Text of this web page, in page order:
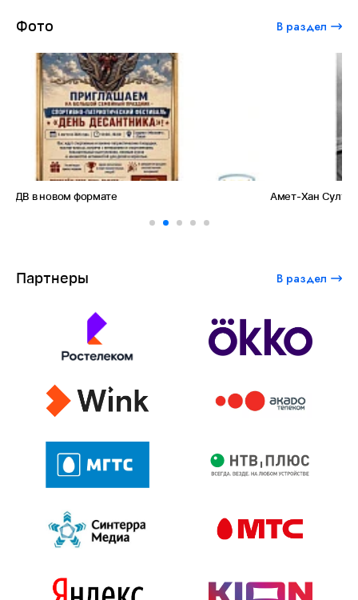
Фото В раздел
Амет-Хан Султан: небо как судьба
Партнеры В раздел